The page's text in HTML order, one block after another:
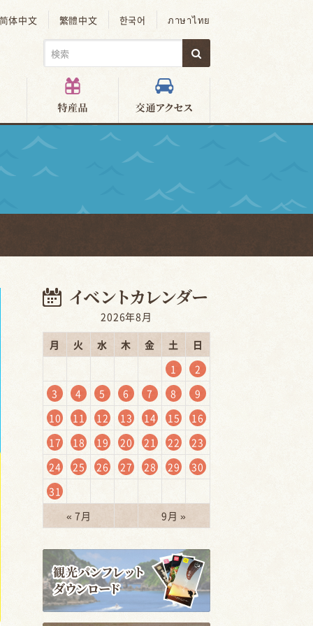
体中文 繁體中文 한국어 ภาษาไทย
2026年8月
月
火 水 木 金 土
日
1
2
3
4 5 6 7 8
9
10
11 12 13 14 15
16
17
18 19 20 21 22
23
24
25 26 27 28 29
30
31
« 7月
9月 »